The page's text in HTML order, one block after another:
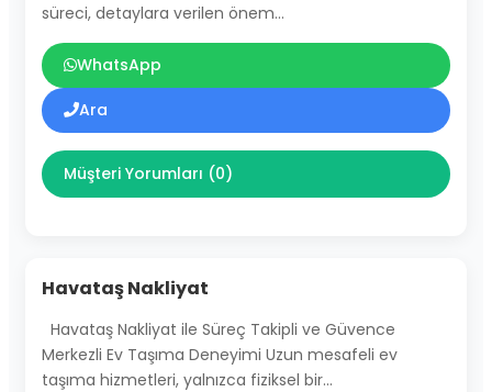
süreci, detaylara verilen önem…
WhatsApp
Ara
Müşteri Yorumları (0)
Havataş Nakliyat
Havataş Nakliyat ile Süreç Takipli ve Güvence
Merkezli Ev Taşıma Deneyimi Uzun mesafeli ev
taşıma hizmetleri, yalnızca fiziksel bir…